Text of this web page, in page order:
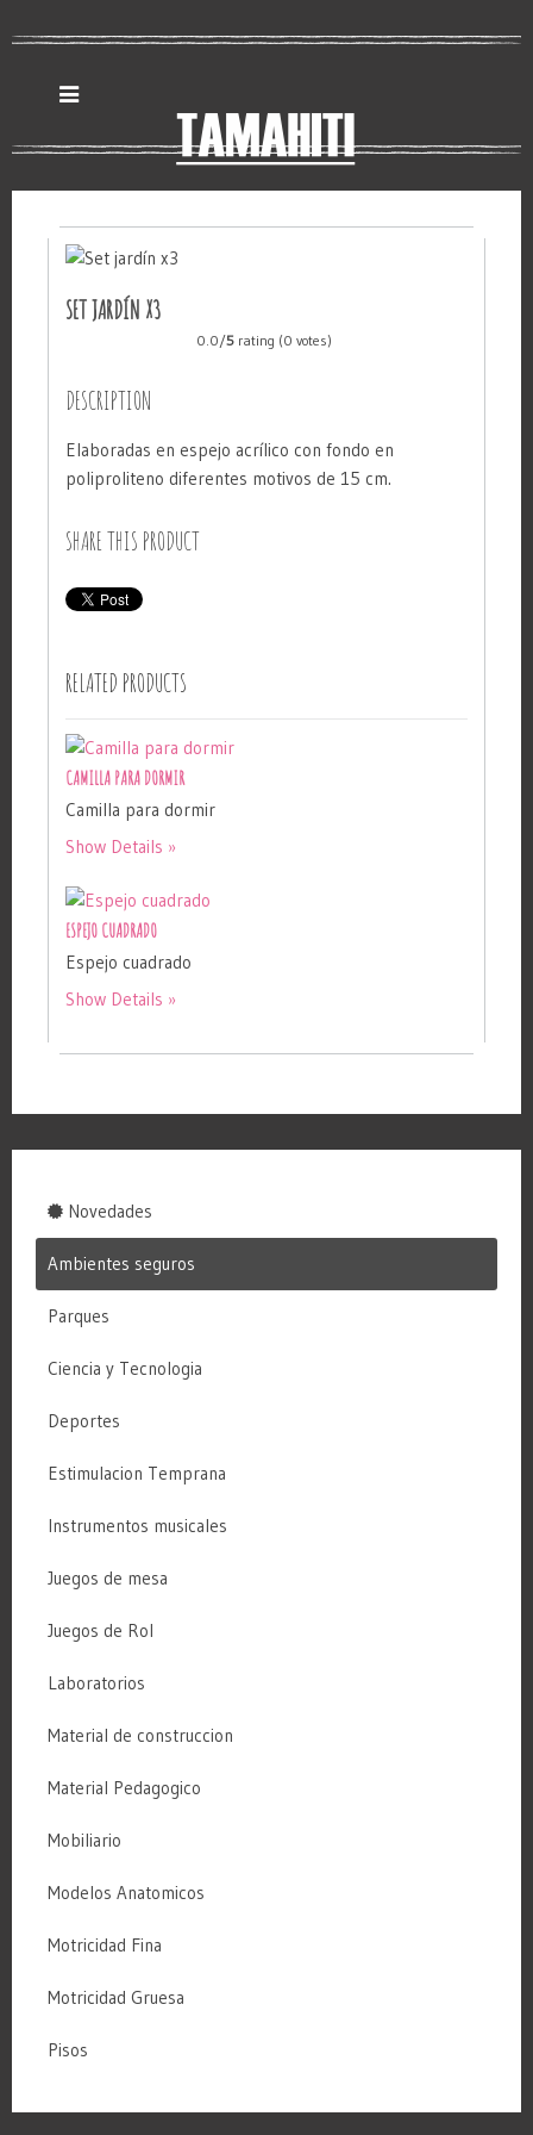
SET JARDÍN X3
0.0/5 rating (0 votes)
DESCRIPTION
Elaboradas en espejo acrílico con fondo en
poliproliteno diferentes motivos de 15 cm.
SHARE THIS PRODUCT
RELATED PRODUCTS
CAMILLA PARA DORMIR
Camilla para dormir
Show Details
ESPEJO CUADRADO
Espejo cuadrado
Show Details
Novedades
Ambientes seguros
Parques
Ciencia y Tecnologia
Deportes
Estimulacion Temprana
Instrumentos musicales
Juegos de mesa
Juegos de Rol
Laboratorios
Material de construccion
Material Pedagogico
Mobiliario
Modelos Anatomicos
Motricidad Fina
Motricidad Gruesa
Pisos